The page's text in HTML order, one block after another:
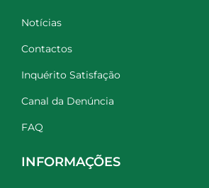
Notícias
Contactos
Inquérito Satisfação
Canal da Denúncia
FAQ
INFORMAÇÕES